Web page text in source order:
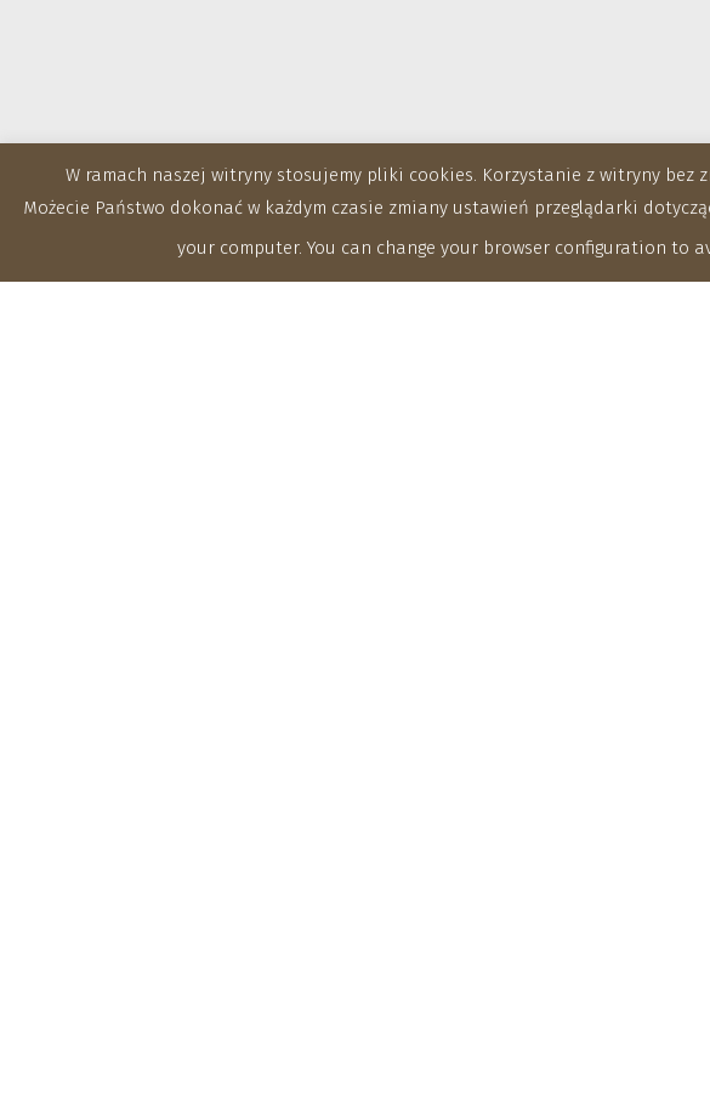
W ramach naszej witryny stosujemy pliki cookies. Korzystanie z witryny bez
Możecie Państwo dokonać w każdym czasie zmiany ustawień przeglądarki
your computer. You can change your browser configuration to